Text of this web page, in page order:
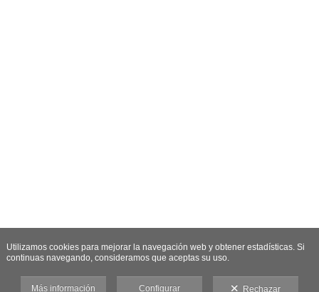
Utilizamos cookies para mejorar la navegación web y obtener estadísticas. Si
continuas navegando, consideramos que aceptas su uso.
Más información Configurar Rechazar